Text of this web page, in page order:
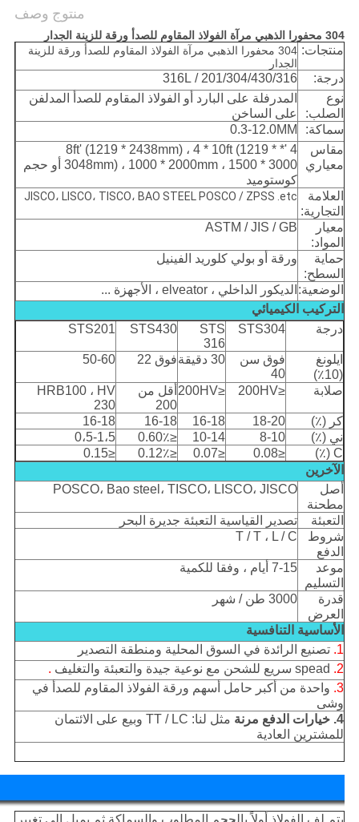
منتوج وصف
304 محفورا الذهبي مرآة الفولاذ المقاوم للصدأ ورقة للزينة الجدار
منتجات:
304 محفورا الذهبي مرآة الفولاذ المقاوم للصدأ ورقة للزينة
الجدار
درجة:
201/304/430/316 / 316L
نوع
الصلب:
المدرفلة على البارد أو الفولاذ المقاوم للصدأ المدلفن
على الساخن
سماكة:
0.3-12.0MM
مقاس
معياري
4 '* 8ft' (1219 * 2438mm) ، 4 * 10ft (1219 *
3048mm) ، 1000 * 2000mm ، 1500 * 3000 أو حجم
كوستوميد
العلامة
التجارية:
JISCO، LISCO، TISCO، BAO STEEL POSCO / ZPSS .etc
معيار
المواد:
ASTM / JIS / GB
حماية
السطح:
ورقة أو بولي كلوريد الفينيل
الوضعية: الديكور الداخلي ، elveator ، الأجهزة ...
التركيب الكيميائي
درجة
STS304
STS
316
STS430
STS201
ايلونغ
(10٪)
فوق سن
40
30 دقيقة فوق 22 50-60
صلابة ≤200HV
≤200HV
أقل من
200
HRB100 ، HV
230
كر (٪)
18-20
16-18
16-18
16-18
ني (٪)
8-10
10-14 ≤0.60٪
0،5-1،5
C (٪)
≤0.08
≤0.07 ≤0.12٪
≤0.15
الآخرين
أصل
مطحنة
POSCO، Bao steel، TISCO، LISCO، JISCO
التعبئة
تصدير القياسية التعبئة جديرة البحر
شروط
الدفع
T / T ، L / C
موعد
التسليم
7-15 أيام ، وفقا للكمية
قدرة
العرض
3000 طن / شهر
الأساسية التنافسية
1. تصنيع الرائدة في السوق المحلية ومنطقة التصدير
2.
.
3. واحدة من أكبر حامل أسهم ورقة الفولاذ المقاوم للصدأ في
وشى
4. خيارات الدفع مرنة
مثل لنا: TT / LC وبيع على الائتمان
للمشترين العادية